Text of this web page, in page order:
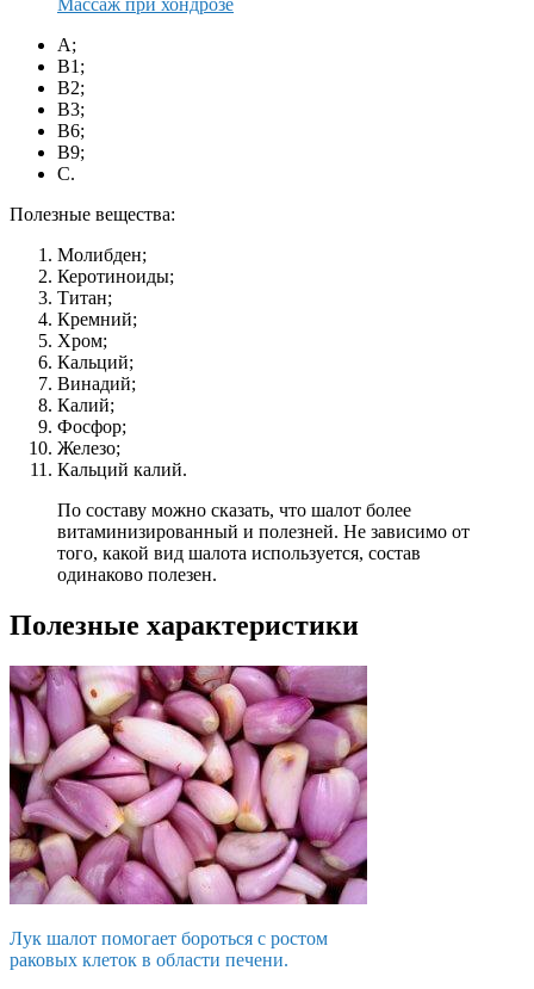
Массаж при хондрозе
А;
В1;
В2;
В3;
В6;
В9;
С.
Полезные вещества:
Молибден;
Керотиноиды;
Титан;
Кремний;
Хром;
Кальций;
Винадий;
Калий;
Фосфор;
Железо;
Кальций калий.
По составу можно сказать, что шалот более
витаминизированный и полезней. Не зависимо от
того, какой вид шалота используется, состав
одинаково полезен.
Полезные характеристики
Лук шалот помогает бороться с ростом
раковых клеток в области печени.